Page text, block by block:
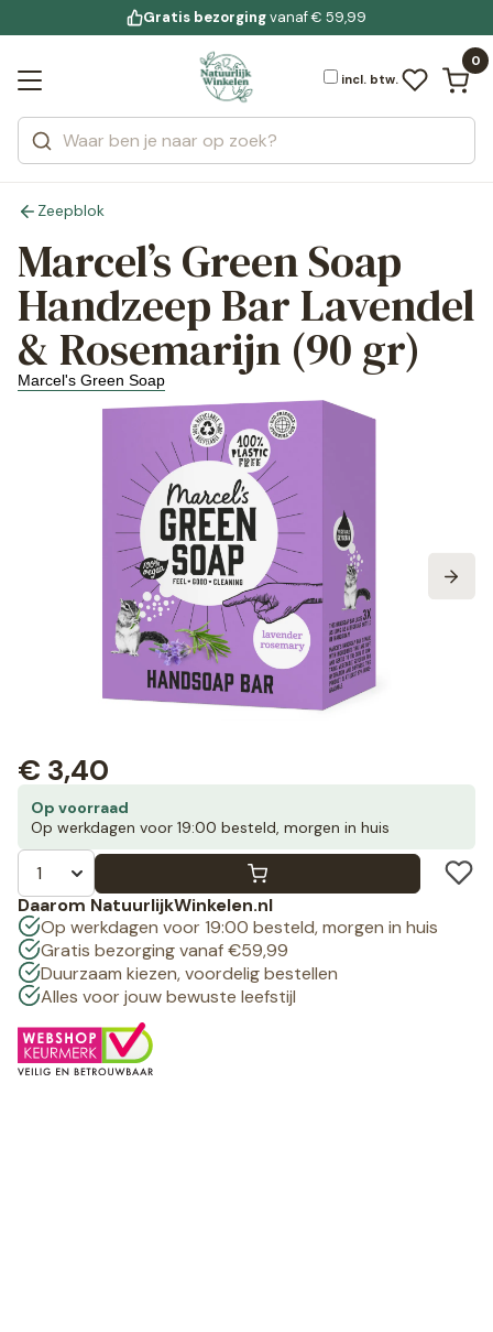
Jouw bewuste leefstijl
voor 19:00 uur besteld
Gratis bezorgingvanaf € 59,99
incl. btw.
0
Zoeken
Categorieën
Merken
Bekijk alle resultaten
Zeepblok
Marcel’s Green Soap
Handzeep Bar Lavendel
& Rosemarijn (90 gr)
Marcel's Green Soap
Op voorraad
Op werkdagen voor 19:00 besteld, morgen in huis
€ 3,40
Daarom NatuurlijkWinkelen.nl
Op werkdagen voor 19:00 besteld, morgen in huis
Gratis bezorging vanaf €59,99
Duurzaam kiezen, voordelig bestellen
Alles voor jouw bewuste leefstijl